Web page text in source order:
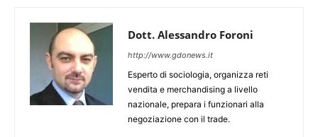
Dott. Alessandro Foroni
http://www.gdonews.it
Esperto di sociologia, organizza reti
vendita e merchandising a livello
nazionale, prepara i funzionari alla
negoziazione con il trade.